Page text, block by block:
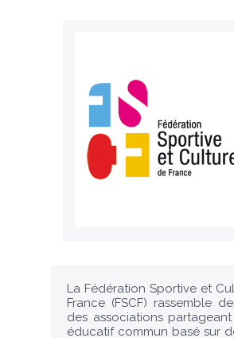
La Fédération Sportive et
France (FSCF) rassemble
des associations
éducatif commun basé sur